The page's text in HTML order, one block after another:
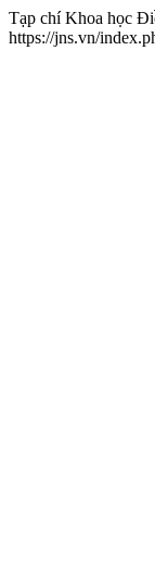
Tạp chí Khoa học
https://jns.vn/